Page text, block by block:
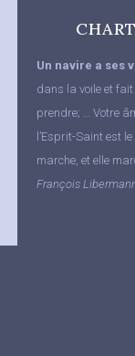
Un navire a ses
dans la voile et
prendre; … Votre
l’Esprit-Saint est
marche, et elle
François